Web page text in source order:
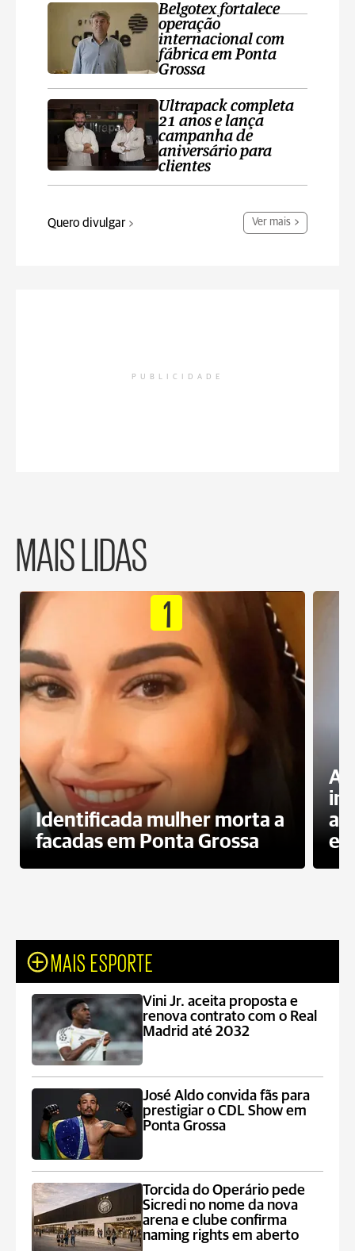
Belgotex fortalece
operação
internacional com
fábrica em Ponta
Grossa
Ultrapack completa
21 anos e lança
campanha de
aniversário para
clientes
Quero divulgar Ver mais
PUBLICIDADE
MAIS LIDAS
1
Identificada mulher morta a
facadas em Ponta Grossa
MAIS ESPORTE
Vini Jr. aceita proposta e
renova contrato com o Real
Madrid até 2032
José Aldo convida fãs para
prestigiar o CDL Show em
Ponta Grossa
Torcida do Operário pede
Sicredi no nome da nova
arena e clube confirma
naming rights em aberto